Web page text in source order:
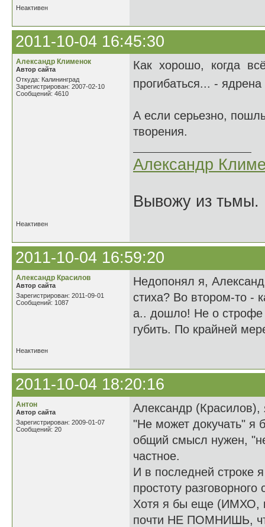
Неактивен
2011-10-04 16:45:30
Александр Клименок
Автор сайта
Откуда: Калининград
Зарегистрирован: 2007-02-10
Сообщений: 4610
Как хорошо, когда
прогибаться... -
А если серьезно,
творения.
Александр
Вывожу из тьмы.
Неактивен
2011-10-04 16:59:20
Александр Красилов
Автор сайта
Зарегистрирован: 2011-09-01
Сообщений: 1087
Недопонял я,
стиха? Во втором-то -
а.. дошло! Не о
губить. По крайней
Неактивен
2011-10-04 18:20:16
Антон
Автор сайта
Зарегистрирован: 2009-01-07
Сообщений: 20
Александр
"Не может докучать" я
общий смысл нужен,
частное.
И в последней строке
простоту разговорного
Хотя я бы еще (ИМХО,
почти НЕ ПОМНИШЬ,